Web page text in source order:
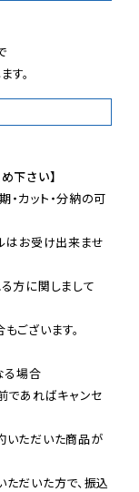
す。
下さい】
カット・分納の可
はお受け出来ませ
方に関しまして
ございます。
る場合
であればキャンセ
いただいた商品が
だいた方で、振込